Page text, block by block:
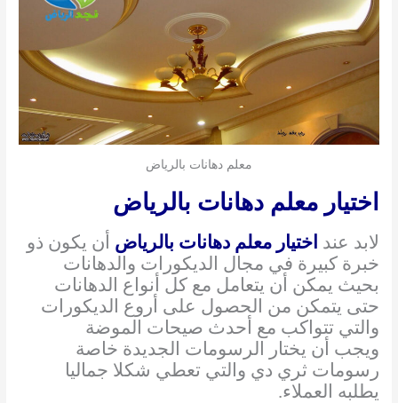
معلم دهانات بالرياض
اختيار معلم دهانات بالرياض
لابد عند اختيار معلم دهانات بالرياض أن يكون ذو
خبرة كبيرة في مجال الديكورات والدهانات
بحيث يمكن أن يتعامل مع كل أنواع الدهانات
حتى يتمكن من الحصول على أروع الديكورات
والتي تتواكب مع أحدث صيحات الموضة
ويجب أن يختار الرسومات الجديدة خاصة
رسومات ثري دي والتي تعطي شكلا جماليا
يطلبه العملاء.